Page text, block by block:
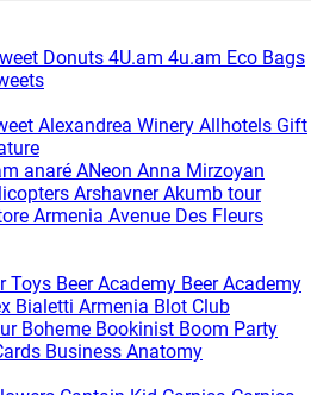
Donuts 4U.am 4u.am Eco Bags
Alexandrea Winery Allhotels Gift
anaré ANeon Anna Mirzoyan
Arshavner Akumb tour
Armenia Avenue Des Fleurs
Toys Beer Academy Beer Academy
Bialetti Armenia Blot Club
Boheme Bookinist Boom Party
Business Anatomy